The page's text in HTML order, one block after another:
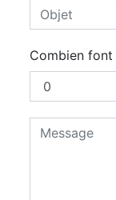
Combien